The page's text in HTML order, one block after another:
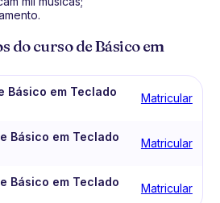
do curso de Básico em
Básico em Teclado
Matricular
Básico em Teclado
Matricular
Básico em Teclado
Matricular